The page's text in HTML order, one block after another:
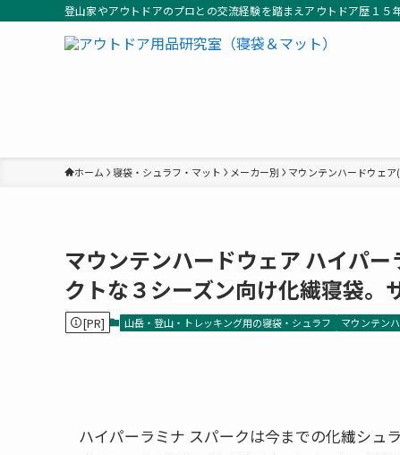
登山家やアウトドアのプロとの交流経験を踏まえアウトドア歴１５
ホーム 寝袋・シュラフ・マット メーカー別 マウンテンハードウェ
マウンテンハードウェア ハイパ
クトな３シーズン向け化繊寝袋。
[PR] 山岳・登山・トレッキング用の寝袋・シュラフ マウンテン
ハイパーラミナ スパークは今までの化繊シュ